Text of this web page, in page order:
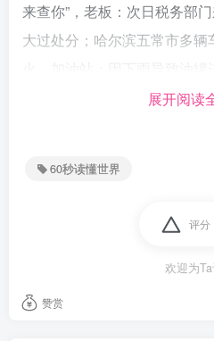
来查你”，老板：次日税务部
大过处分；哈尔滨五常市多
线撞倒行人，官方：已致1死
是世界范围内首次报告人源化
例；
展开阅读
60秒读懂世界
评分
欢迎为
赞赏